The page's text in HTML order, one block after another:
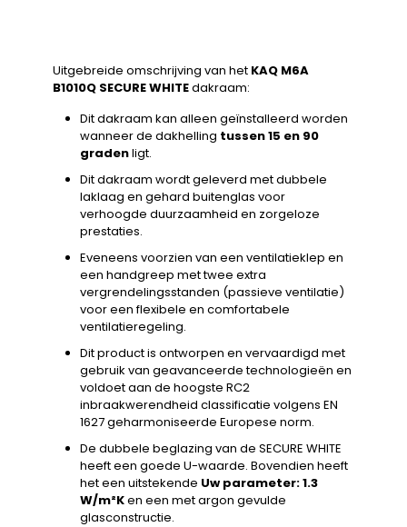
Uitgebreide omschrijving van het KAQ M6A
B1010Q SECURE WHITEdakraam:
Dit dakraam kan alleen geïnstalleerd worden
wanneer de dakhelling tussen 15 en 90
gradenligt.
Dit dakraam wordt geleverd met dubbele
laklaag en gehard buitenglas voor
verhoogde duurzaamheid en zorgeloze
prestaties.
Eveneens voorzien van een ventilatieklep en
een handgreep met twee extra
vergrendelingsstanden (passieve ventilatie)
voor een flexibele en comfortabele
ventilatieregeling.
Dit product is ontworpen en vervaardigd met
gebruik van geavanceerde technologieën en
voldoet aan de hoogste RC2
inbraakwerendheid classificatie volgens EN
1627 geharmoniseerde Europese norm.
De dubbele beglazing van de SECURE WHITE
heeft een goede U-waarde. Bovendien heeft
het een uitstekende Uw parameter: 1.3
W/m²Ken een met argon gevulde
glasconstructie.